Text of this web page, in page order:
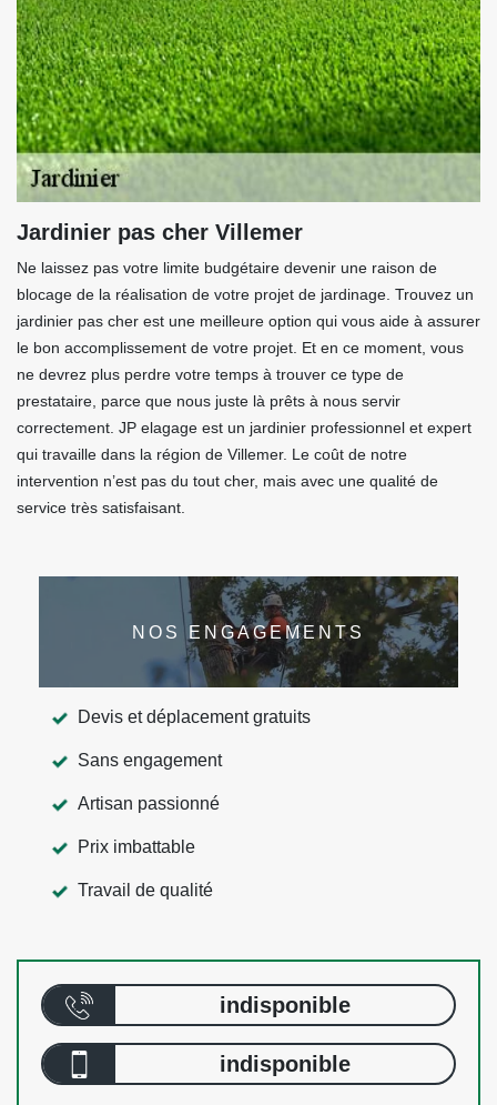
Jardinier pas cher Villemer
Ne laissez pas votre limite budgétaire devenir une raison de
blocage de la réalisation de votre projet de jardinage. Trouvez un
jardinier pas cher est une meilleure option qui vous aide à assurer
le bon accomplissement de votre projet. Et en ce moment, vous
ne devrez plus perdre votre temps à trouver ce type de
prestataire, parce que nous juste là prêts à nous servir
correctement. JP elagage est un jardinier professionnel et expert
qui travaille dans la région de Villemer. Le coût de notre
intervention n’est pas du tout cher, mais avec une qualité de
service très satisfaisant.
NOS ENGAGEMENTS
Devis et déplacement gratuits
Sans engagement
Artisan passionné
Prix imbattable
Travail de qualité
indisponible
indisponible